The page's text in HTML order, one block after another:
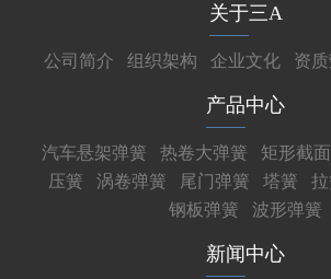
关于三A
公司简介 组织架构 企业文化 资
产品中心
汽车悬架弹簧 热卷大弹簧 矩形截
压簧
涡卷弹簧 尾门弹簧 塔簧
钢板弹簧
波形弹簧
新闻中心